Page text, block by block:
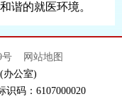
谐的就医环境。
号
网站地图
办公室)
识码：6107000020